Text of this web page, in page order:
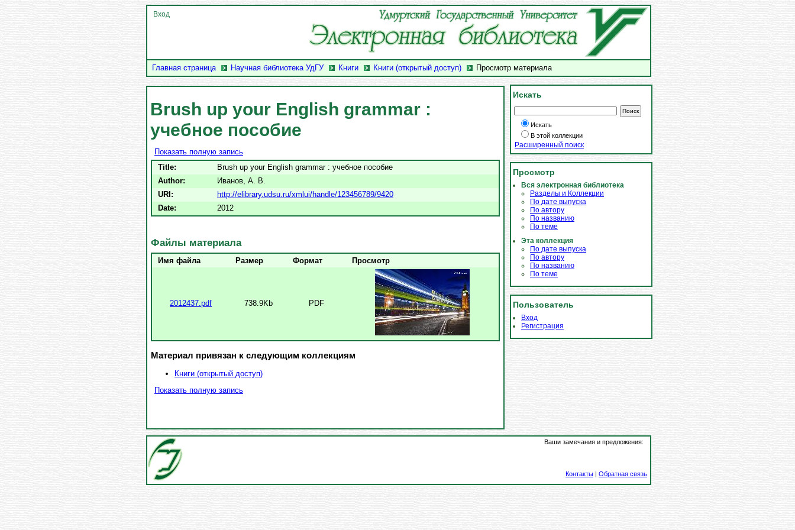
Главная страница Научная библиотека УдГУ Книги Книги (открытый доступ) Просмотр материала
Вход
Brush up your English grammar :
учебное пособие
Показать полную запись
Title:
Brush up your English grammar : учебное пособие
Author:
Иванов, А. В.
URI:
http://elibrary.udsu.ru/xmlui/handle/123456789/9420
Date:
2012
Файлы материала
Имя файла Размер Формат Просмотр
2012437.pdf 738.9Kb PDF
Материал привязан к следующим коллекциям
Книги (открытый доступ)
Показать полную запись
Искать
Искать
В этой коллекции
Расширенный поиск
Просмотр
Вся электронная библиотека
Разделы и Коллекции
По дате выпуска
По автору
По названию
По теме
Эта коллекция
По дате выпуска
По автору
По названию
По теме
Пользователь
Вход
Регистрация
Ваши замечания и предложения:
Контакты | Обратная связь